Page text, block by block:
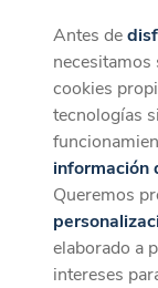
La
Novedad
Antes de
necesitamos
cookies
tecnologías
información
Queremos
elaborado a
intereses